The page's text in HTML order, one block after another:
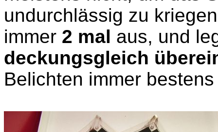
undurchlässig zu
immer 2 mal aus, und
deckungsgleich
Belichten immer